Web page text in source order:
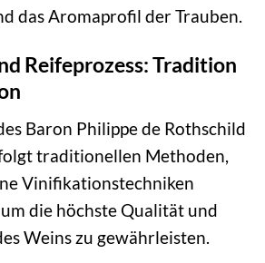
das Aromaprofil der Trauben.
Reifeprozess: Tradition
Baron Philippe de Rothschild
traditionellen Methoden,
Vinifikationstechniken
die höchste Qualität und
Weins zu gewährleisten.